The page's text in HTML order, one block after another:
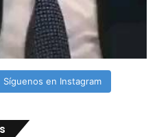
Síguenos en Instagram